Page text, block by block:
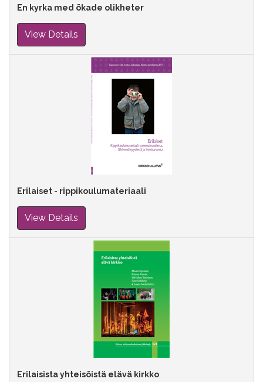
En kyrka med ökade olikheter
View Details
Erilaiset - rippikoulumateriaali
View Details
Erilaisista yhteisöistä elävä kirkko